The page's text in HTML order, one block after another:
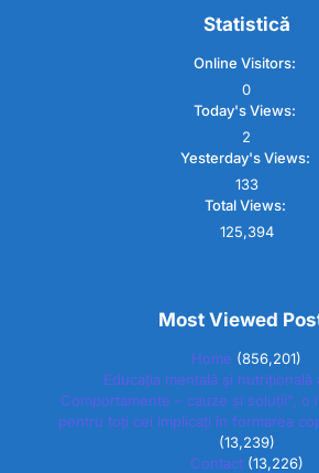
Statistică
Online Visitors:
0
Today's Views:
2
Yesterday's Views:
133
Total Views:
125,394
Most Viewed
Home (856,201)
Educația mentală și nutrițională
Comportamente – cauze și soluții”, o
pentru toți cei implicați în formarea
(13,239)
Contact (13,226)